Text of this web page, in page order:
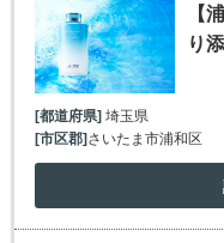
【
り
[都道府県] 埼玉県
[市区郡] さいたま市浦和区